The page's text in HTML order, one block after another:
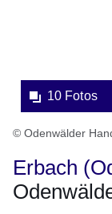
10 Fotos
© Odenwälder
Erbach